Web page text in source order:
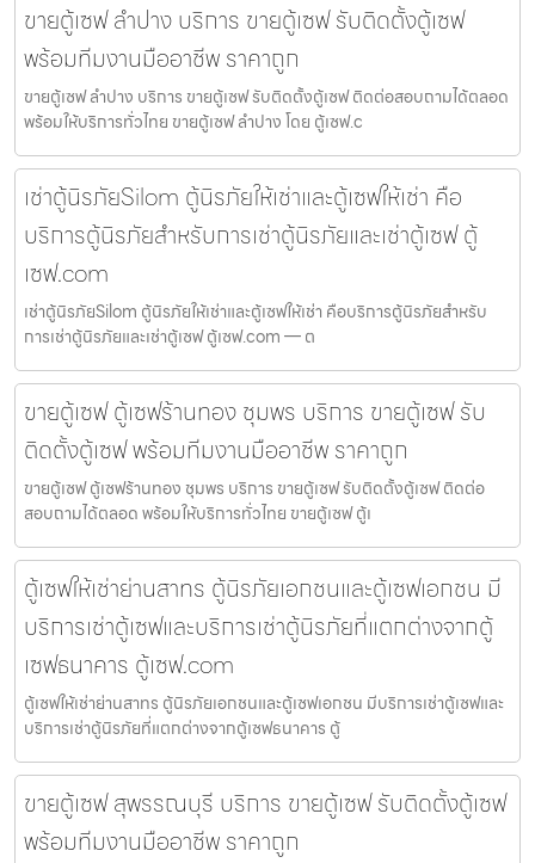
ขายตู้เซฟ ลำปาง บริการ ขายตู้เซฟ รับติดตั้งตู้เซฟ
พร้อมทีมงานมืออาชีพ ราคาถูก
ขายตู้เซฟ ลำปาง บริการ ขายตู้เซฟ รับติดตั้งตู้เซฟ ติดต่อสอบถามได้ตลอด
พร้อมให้บริการทั่วไทย ขายตู้เซฟ ลำปาง โดย ตู้เซฟ.c
เช่าตู้นิรภัยSilom ตู้นิรภัยให้เช่าและตู้เซฟให้เช่า คือ
บริการตู้นิรภัยสำหรับการเช่าตู้นิรภัยและเช่าตู้เซฟ ตู้
เซฟ.com
เช่าตู้นิรภัยSilom ตู้นิรภัยให้เช่าและตู้เซฟให้เช่า คือบริการตู้นิรภัยสำหรับ
การเช่าตู้นิรภัยและเช่าตู้เซฟ ตู้เซฟ.com — ต
ขายตู้เซฟ ตู้เซฟร้านทอง ชุมพร บริการ ขายตู้เซฟ รับ
ติดตั้งตู้เซฟ พร้อมทีมงานมืออาชีพ ราคาถูก
ขายตู้เซฟ ตู้เซฟร้านทอง ชุมพร บริการ ขายตู้เซฟ รับติดตั้งตู้เซฟ ติดต่อ
สอบถามได้ตลอด พร้อมให้บริการทั่วไทย ขายตู้เซฟ ตู้เ
ตู้เซฟให้เช่าย่านสาทร ตู้นิรภัยเอกชนและตู้เซฟเอกชน มี
บริการเช่าตู้เซฟและบริการเช่าตู้นิรภัยที่แตกต่างจากตู้
เซฟธนาคาร ตู้เซฟ.com
ตู้เซฟให้เช่าย่านสาทร ตู้นิรภัยเอกชนและตู้เซฟเอกชน มีบริการเช่าตู้เซฟและ
บริการเช่าตู้นิรภัยที่แตกต่างจากตู้เซฟธนาคาร ตู้
ขายตู้เซฟ สุพรรณบุรี บริการ ขายตู้เซฟ รับติดตั้งตู้เซฟ
พร้อมทีมงานมืออาชีพ ราคาถูก